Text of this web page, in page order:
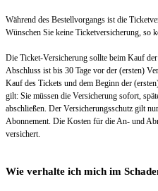
Während des Bestellvorgangs ist die
Wünschen Sie keine Ticketversicherung, so
Die Ticket-Versicherung sollte beim Kauf
Abschluss ist bis 30 Tage vor der (ersten)
Kauf des Tickets und dem Beginn der
gilt: Sie müssen die Versicherung sofort,
abschließen. Der Versicherungsschutz gilt
Abonnement. Die Kosten für die An- und
versichert.
Wie verhalte ich mich im